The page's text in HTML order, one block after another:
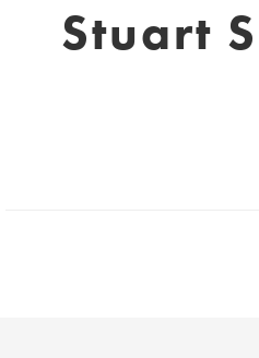
Stuart